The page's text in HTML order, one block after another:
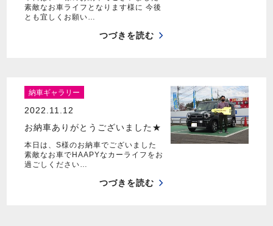
素敵なお車ライフとなります様に 今後
とも宜しくお願い…
つづきを読む
納車ギャラリー
2022.11.12
お納車ありがとうございました★
本日は、S様のお納車でございました
素敵なお車でHAAPYなカーライフをお
過ごしください…
つづきを読む